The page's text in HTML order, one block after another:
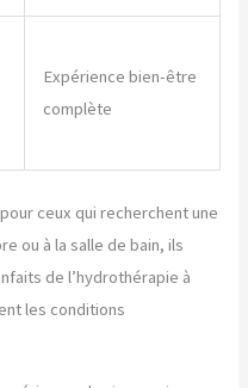
Expérience bien-être
complète
ceux qui recherchent une
ou à la salle de bain, ils
de l’hydrothérapie à
les conditions